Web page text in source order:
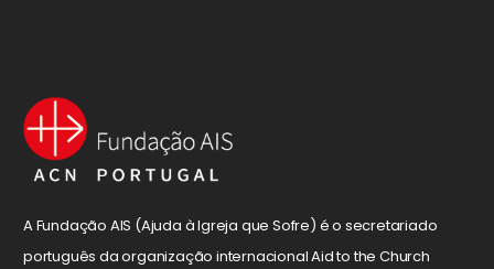
A Fundação AIS (Ajuda à Igreja que Sofre) é o secretariado
português da organização internacional Aid to the Church